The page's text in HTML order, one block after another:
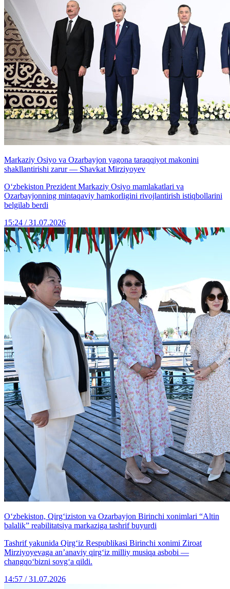
Markaziy Osiyo va Ozarbayjon yagona taraqqiyot makonini
shakllantirishi zarur — Shavkat Mirziyoyev
Oʻzbekiston Prezident Markaziy Osiyo mamlakatlari va
Ozarbayjonning mintaqaviy hamkorligini rivojlantirish istiqbollarini
belgilab berdi
15:24 / 31.07.2026
O‘zbekiston, Qirg‘iziston va Ozarbayjon Birinchi xonimlari “Altin
balalik” reabilitatsiya markaziga tashrif buyurdi
Tashrif yakunida Qirg‘iz Respublikasi Birinchi xonimi Ziroat
Mirziyoyevaga an’anaviy qirg‘iz milliy musiqa asbobi —
changqo‘bizni sovg‘a qildi.
14:57 / 31.07.2026